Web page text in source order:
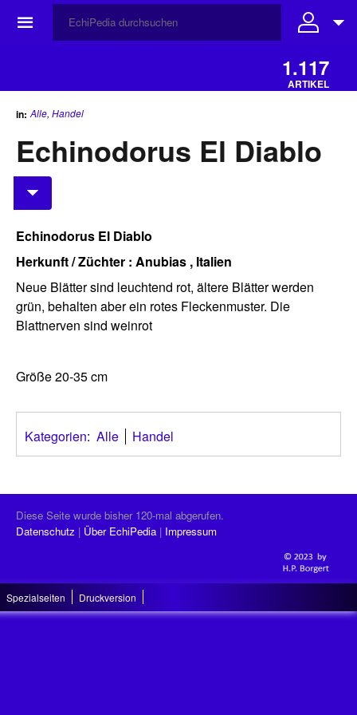
☰
1.117
ARTIKEL
in: Alle, Handel
Echinodorus El Diablo
Echinodorus El Diablo
Herkunft / Züchter : Anubias , Italien
Neue Blätter sind leuchtend rot, ältere Blätter werden
grün, behalten aber ein rotes Fleckenmuster. Die
Blattnerven sind weinrot
Größe 20-35 cm
Kategorien: Alle Handel
Diese Seite wurde bisher 120-mal abgerufen.
Datenschutz
Über EchiPedia Impressum
Spezialseiten Druckversion